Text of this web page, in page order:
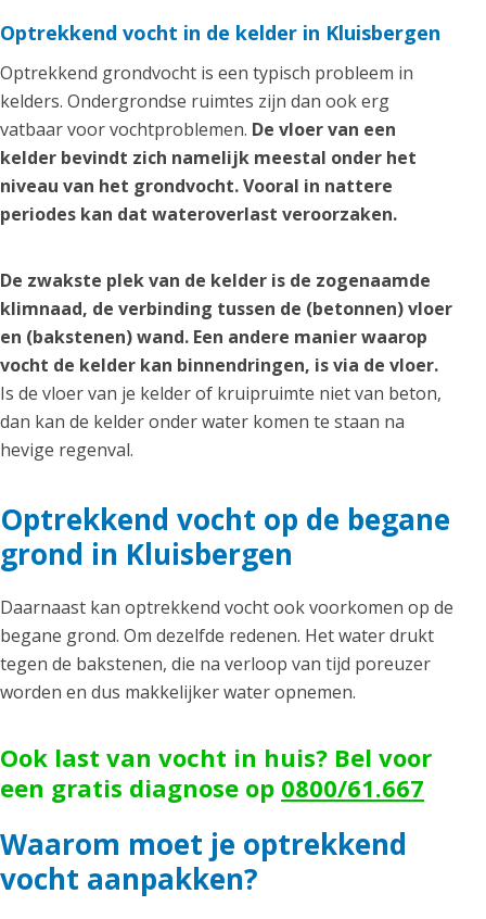
Optrekkend vocht in de kelder in Kluisbergen
Optrekkend grondvocht is een typisch probleem in
kelders. Ondergrondse ruimtes zijn dan ook erg
vatbaar voor vochtproblemen. De vloer van een
kelder bevindt zich namelijk meestal onder het
niveau van het grondvocht. Vooral in nattere
periodes kan dat wateroverlast veroorzaken.
De zwakste plek van de kelder is de zogenaamde
klimnaad, de verbinding tussen de (betonnen) vloer
en (bakstenen) wand. Een andere manier waarop
vocht de kelder kan binnendringen, is via de vloer.
Is de vloer van je kelder of kruipruimte niet van beton,
dan kan de kelder onder water komen te staan na
hevige regenval.
Optrekkend vocht op de begane
grond in Kluisbergen
Daarnaast kan optrekkend vocht ook voorkomen op de
begane grond. Om dezelfde redenen. Het water drukt
tegen de bakstenen, die na verloop van tijd poreuzer
worden en dus makkelijker water opnemen.
Ook last van vocht in huis? Bel voor
een gratis diagnose op 0800/61.667
Waarom moet je optrekkend
vocht aanpakken?